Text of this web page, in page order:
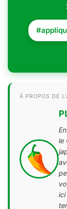
À PROPOS DE
le
ici